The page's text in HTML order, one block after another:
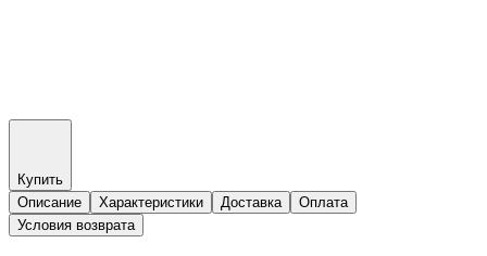
Купить
Описание
Характеристики Доставка
Оплата
Условия возврата